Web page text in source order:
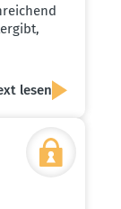
lesen